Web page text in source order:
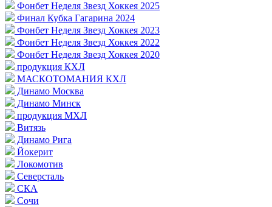
Фонбет Неделя Звезд Хоккея 2025
Финал Кубка Гагарина 2024
Фонбет Неделя Звезд Хоккея 2023
Фонбет Неделя Звезд Хоккея 2022
Фонбет Неделя Звезд Хоккея 2020
продукция КХЛ
МАСКОТОМАНИЯ КХЛ
Динамо Москва
Динамо Минск
продукция МХЛ
Витязь
Динамо Рига
Йокерит
Локомотив
Северсталь
СКА
Сочи